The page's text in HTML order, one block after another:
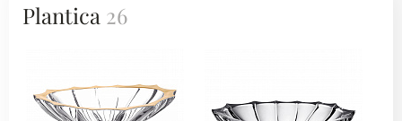
Plantica 26